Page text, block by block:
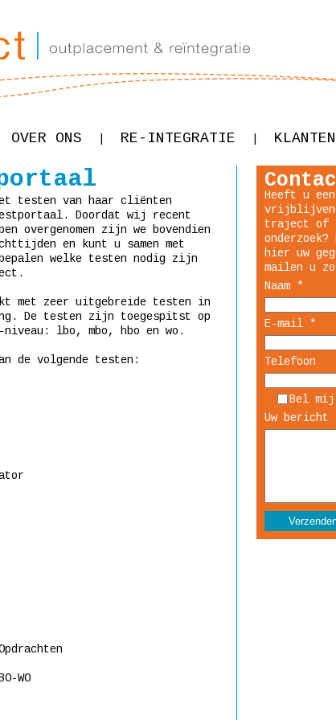
OVER ONS RE-INTEGRATIE
testen van haar cliënten
Doordat wij recent
overgenomen zijn we bovendien
en kunt u samen met
welke testen nodig zijn
met zeer uitgebreide testen in
De testen zijn toegespitst op
lbo, mbo, hbo en wo.
de volgende testen:
WO
Heeft u
traject of
hier uw
mailen u
Naam *
E-mail *
Telefoon
Bel
Uw bericht